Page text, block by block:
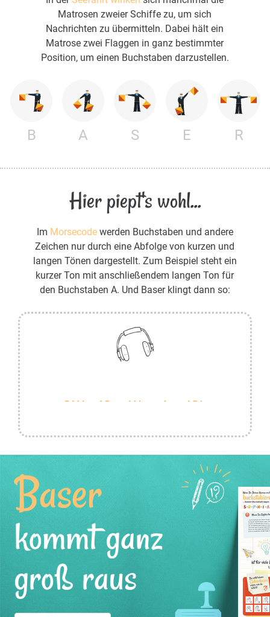
Matrosen zweier Schiffe zu, um sich
Nachrichten zu übermitteln. Dabei hält ein
Matrose zwei Flaggen in ganz bestimmter
Position, um einen Buchstaben darzustellen.
B A S E R
Hier piept's wohl...
Im Morsecodewerden Buchstaben und andere
Zeichen nur durch eine Abfolge von kurzen und
langen Tönen dargestellt. Zum Beispiel steht ein
kurzer Ton mit anschließendem langen Ton für
den Buchstaben A. Und Baser klingt dann so:
Baser
kommt ganz
groß raus